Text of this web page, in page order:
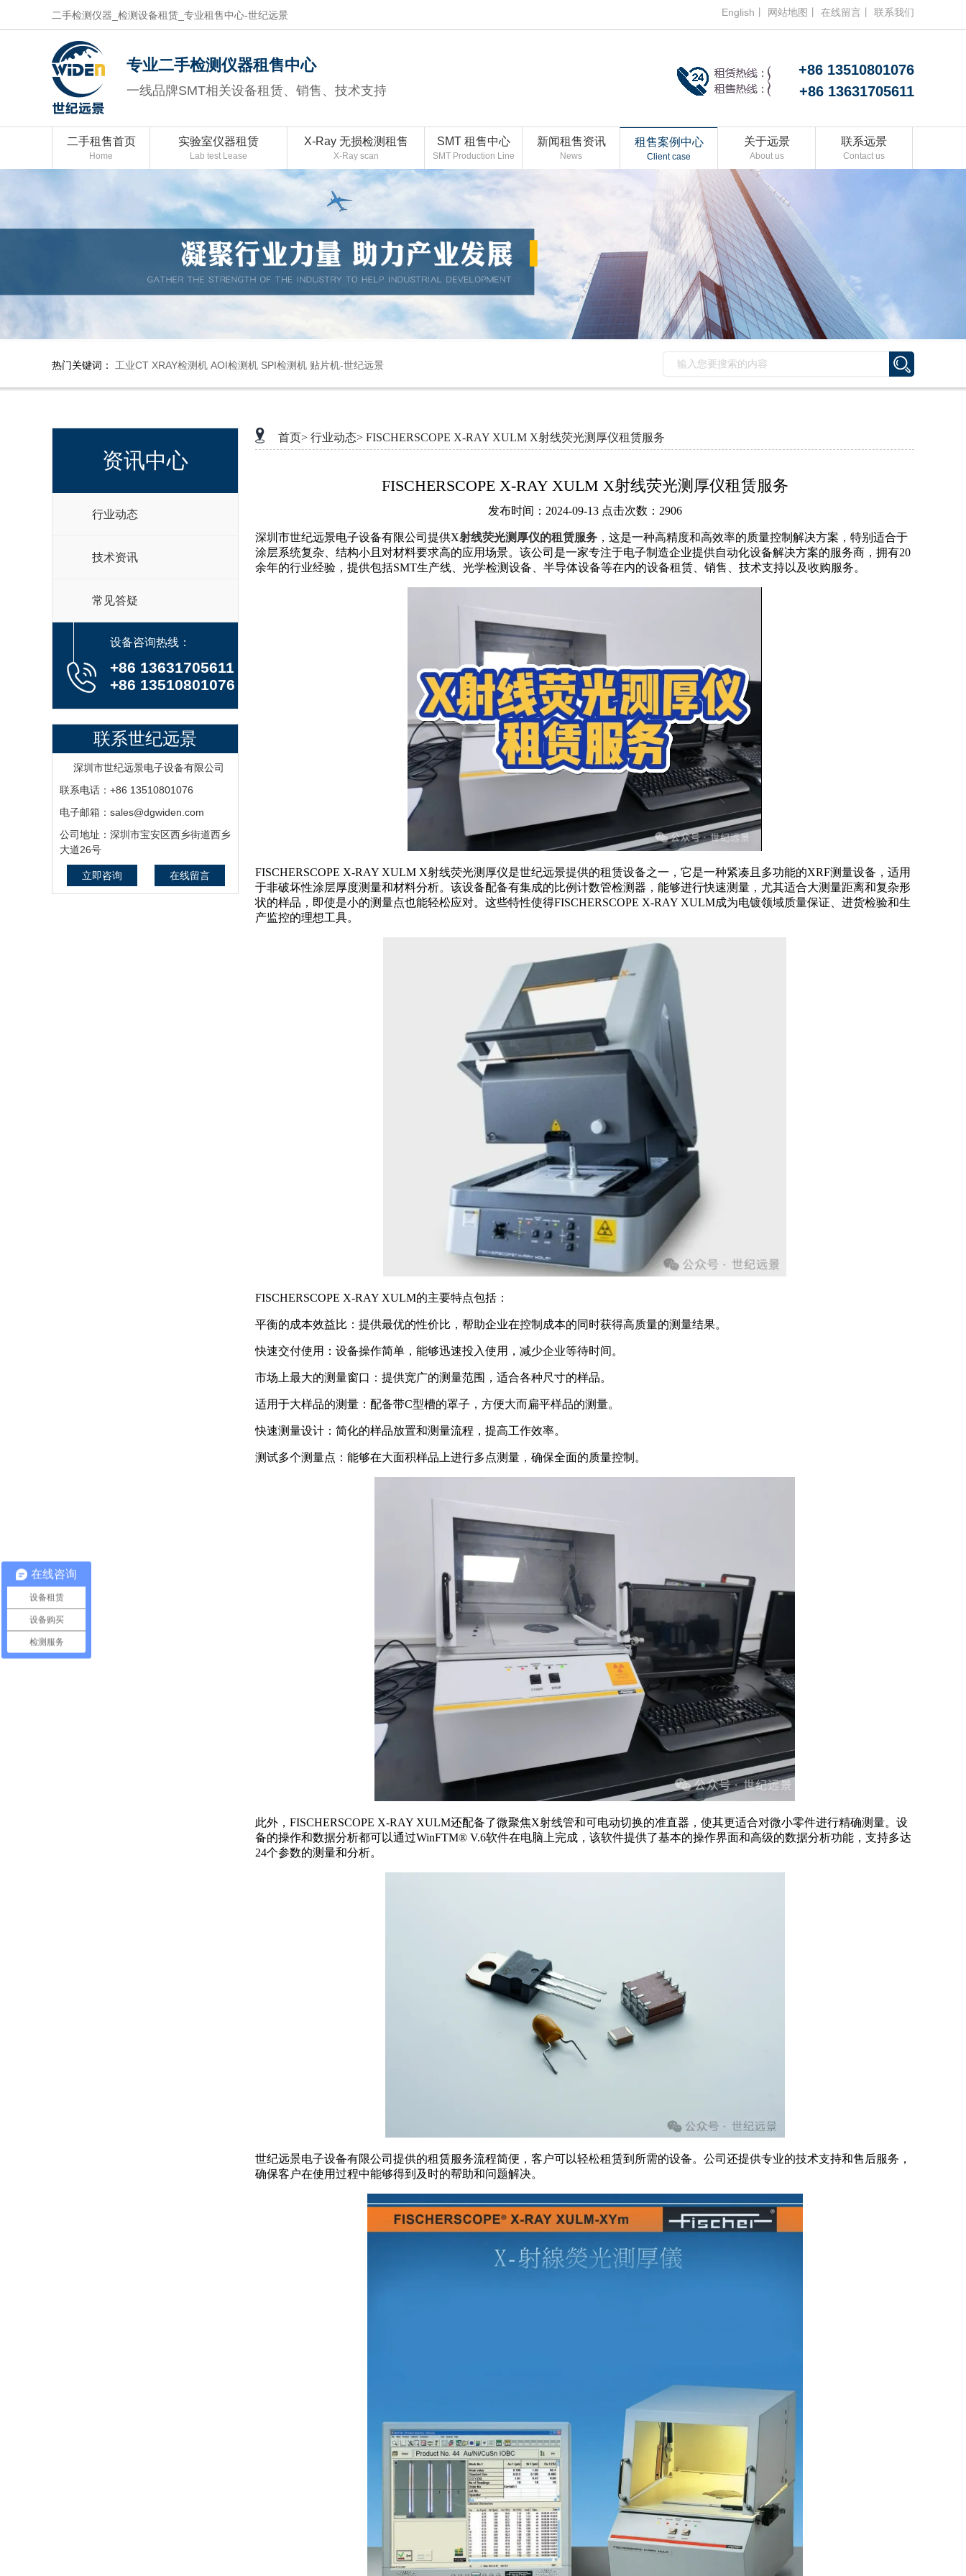
二手检测仪器_检测设备租赁_专业租售中心-世纪远景 English丨 网站地图丨 在线留言丨 联系我们
专业二手检测仪器租售中心
一线品牌SMT相关设备租赁、销售、技术支持
+86 13510801076
+86 13631705611
二手租售首页
Home
实验室仪器租赁
Lab test Lease
X-Ray 无损检测租售
X-Ray scan
SMT 租售中心
SMT Production Line
新闻租售资讯
News
租售案例中心
Client case
关于远景
About us
联系远景
Contact us
热门关键词： 工业CT XRAY检测机 AOI检测机 SPI检测机 贴片机-世纪远景
资讯中心
行业动态
技术资讯
常见答疑
设备咨询热线：
+86 13631705611
+86 13510801076
联系世纪远景
深圳市世纪远景电子设备有限公司
联系电话：+86 13510801076
电子邮箱：sales@dgwiden.com
公司地址：深圳市宝安区西乡街道西乡
大道26号
立即咨询 在线留言
首页> 行业动态> FISCHERSCOPE X-RAY XULM X射线荧光测厚仪租赁服务
FISCHERSCOPE X-RAY XULM X射线荧光测厚仪租赁服务
发布时间：2024-09-13 点击次数：2906
深圳市世纪远景电子设备有限公司提供X射线荧光测厚仪的租赁服务 ，这是一种高精度和高效率的质量控制解决方案，特别适合于
涂层系统复杂、结构小且对材料要求高的应用场景。该公司是一家专注于电子制造企业提供自动化设备解决方案的服务商，拥有20
余年的行业经验，提供包括SMT生产线、光学检测设备、半导体设备等在内的设备租赁、销售、技术支持以及收购服务。
FISCHERSCOPE X-RAY XULM X射线荧光测厚仪是世纪远景提供的租赁设备之一，它是一种紧凑且多功能的XRF测量设备，适用
于非破坏性涂层厚度测量和材料分析。该设备配备有集成的比例计数管检测器，能够进行快速测量，尤其适合大测量距离和复杂形
状的样品，即使是小的测量点也能轻松应对。这些特性使得FISCHERSCOPE X-RAY XULM成为电镀领域质量保证、进货检验和生
产监控的理想工具。
FISCHERSCOPE X-RAY XULM的主要特点包括：
平衡的成本效益比：提供最优的性价比，帮助企业在控制成本的同时获得高质量的测量结果。
快速交付使用：设备操作简单，能够迅速投入使用，减少企业等待时间。
市场上最大的测量窗口：提供宽广的测量范围，适合各种尺寸的样品。
适用于大样品的测量：配备带C型槽的罩子，方便大而扁平样品的测量。
快速测量设计：简化的样品放置和测量流程，提高工作效率。
测试多个测量点：能够在大面积样品上进行多点测量，确保全面的质量控制。
此外，FISCHERSCOPE X-RAY XULM还配备了微聚焦X射线管和可电动切换的准直器，使其更适合对微小零件进行精确测量。设
备的操作和数据分析都可以通过WinFTM® V.6软件在电脑上完成，该软件提供了基本的操作界面和高级的数据分析功能，支持多达
24个参数的测量和分析。
世纪远景电子设备有限公司提供的租赁服务流程简便，客户可以轻松租赁到所需的设备。公司还提供专业的技术支持和售后服务，
确保客户在使用过程中能够得到及时的帮助和问题解决。
在线咨询
设备租赁
设备购买
检测服务